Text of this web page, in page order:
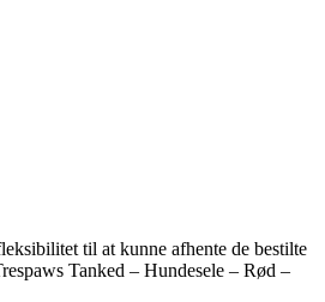
til at kunne afhente de bestilte
Tanked – Hundesele – Rød –